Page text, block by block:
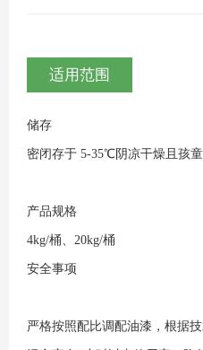
适用范围
储
密闭存于 5-35℃阴凉干燥且孩童
产品
4kg/桶、20kg/桶
安
严格按照配比调配油漆，根据